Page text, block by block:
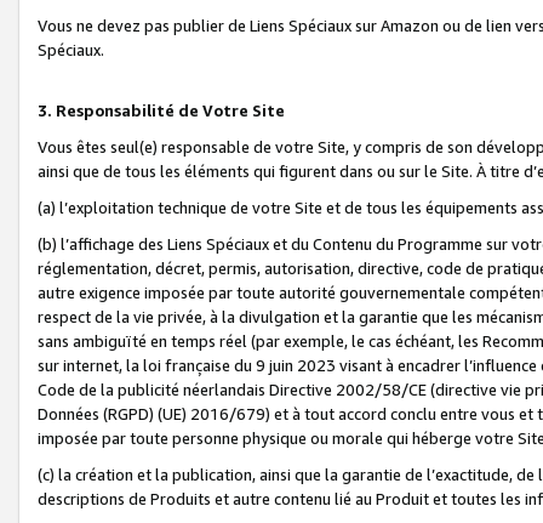
Vous ne devez pas publier de Liens Spéciaux sur Amazon ou de lien
Spéciaux.
3. Responsabilité de Votre Site
Vous êtes seul(e) responsable de votre Site, y compris de son
ainsi que de tous les éléments qui figurent dans ou sur le Site. À titre
(a) l’exploitation technique de votre Site et de tous les équipements
(b) l’affichage des Liens Spéciaux et du Contenu du Programme sur
réglementation, décret, permis, autorisation, directive, code de
autre exigence imposée par toute autorité gouvernementale
respect de la vie privée, à la divulgation et la garantie que les
sans ambiguïté en temps réel (par exemple, le cas échéant, les
sur internet, la loi française du 9 juin 2023 visant à encadrer
Code de la publicité néerlandais Directive 2002/58/CE (directive vie
Données (RGPD) (UE) 2016/679) et à tout accord conclu entre vous
imposée par toute personne physique ou morale qui héberge votre
(c) la création et la publication, ainsi que la garantie de l’exactitude,
descriptions de Produits et autre contenu lié au Produit et toutes les